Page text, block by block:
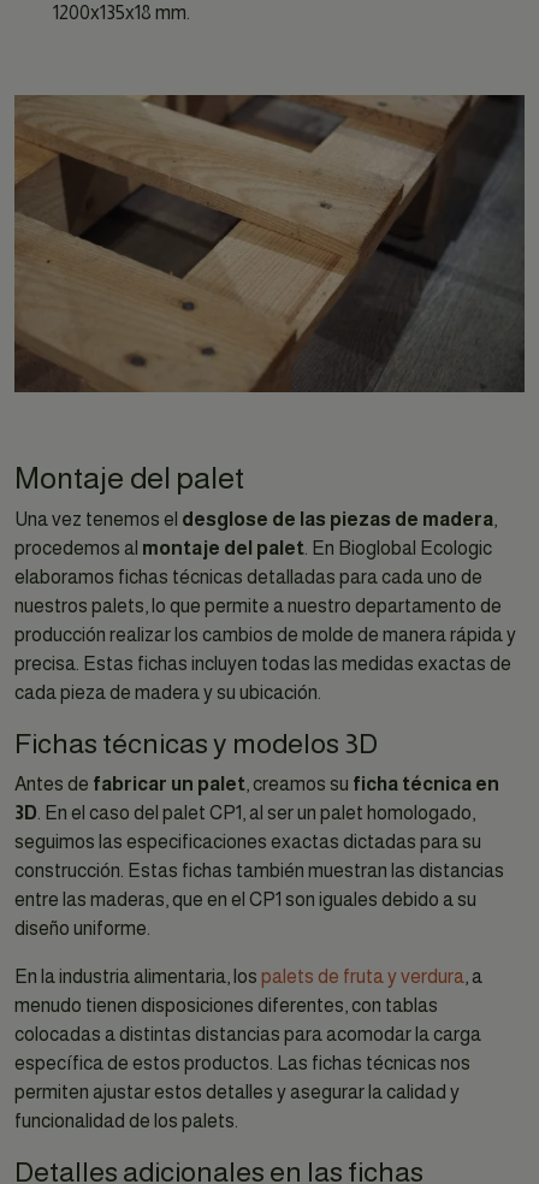
1200x135x18 mm.
Montaje del palet
Una vez tenemos el desglose de las piezas de madera
procedemos al montaje del palet . En Bioglobal Ecologic
elaboramos fichas técnicas detalladas para cada uno de
nuestros palets, lo que permite a nuestro departamento de
producción realizar los cambios de molde de manera rápida y
precisa. Estas fichas incluyen todas las medidas exactas de
cada pieza de madera y su ubicación.
Fichas técnicas y modelos 3D
Antes de fabricar un palet , creamos su ficha técnica en
3D . En el caso del palet CP1, al ser un palet homologado,
seguimos las especificaciones exactas dictadas para su
construcción. Estas fichas también muestran las distancias
entre las maderas, que en el CP1 son iguales debido a su
diseño uniforme.
En la industria alimentaria, los palets de fruta y verdura , a
menudo tienen disposiciones diferentes, con tablas
colocadas a distintas distancias para acomodar la carga
específica de estos productos. Las fichas técnicas nos
permiten ajustar estos detalles y asegurar la calidad y
funcionalidad de los palets.
Detalles adicionales en las fichas